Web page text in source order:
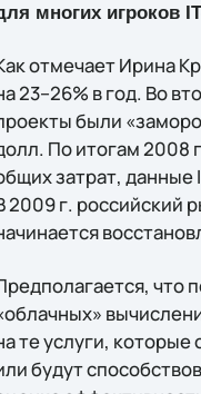
многих игроков
отмечает Ирина
23–26% в год. Во
были
По итогам 2008
затрат, данные
2009 г. российский
что
те услуги,
будут